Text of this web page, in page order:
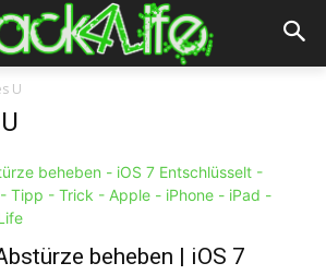
U
beheben | iOS 7